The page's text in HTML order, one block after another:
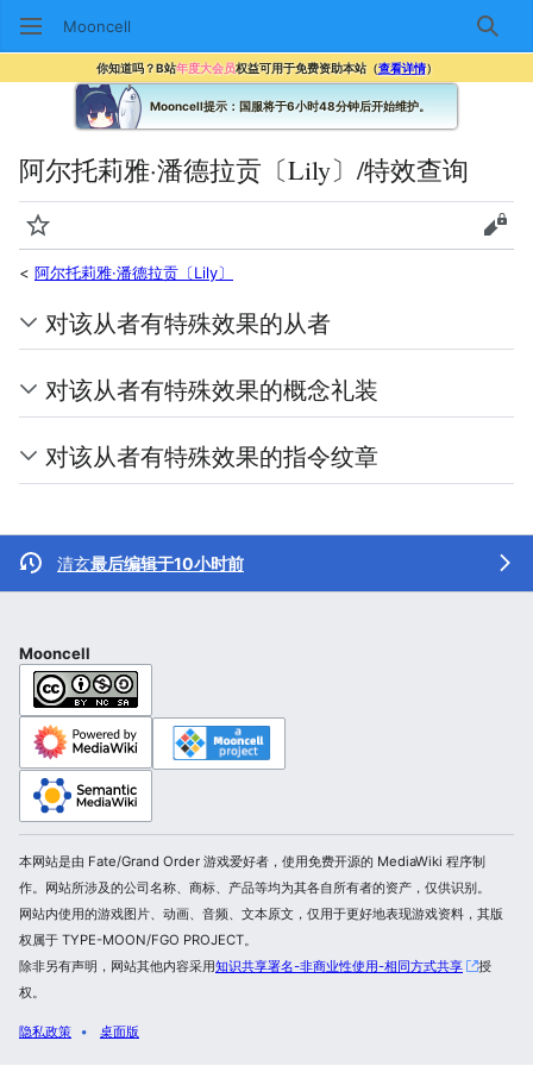
Mooncell 搜索
你知道吗？B站年度大会员权益可用于免费资助本站（查看详情）
Mooncell提示：国服将于6小时48分钟后开始维护。
阿尔托莉雅·潘德拉贡〔Lily〕/特效查询
监视
查看
< 阿尔托莉雅·潘德拉贡〔Lily〕
对该从者有特殊效果的从者
对该从者有特殊效果的概念礼装
对该从者有特殊效果的指令纹章
清玄最后编辑于10小时前
Mooncell
本网站是由 Fate/Grand Order 游戏爱好者，使用免费开源的 MediaWiki 程序制
作。网站所涉及的公司名称、商标、产品等均为其各自所有者的资产，仅供识别。
网站内使用的游戏图片、动画、音频、文本原文，仅用于更好地表现游戏资料，其版
权属于 TYPE-MOON/FGO PROJECT。
除非另有声明，网站其他内容采用知识共享署名-非商业性使用-相同方式共享
授
权。
隐私政策 桌面版